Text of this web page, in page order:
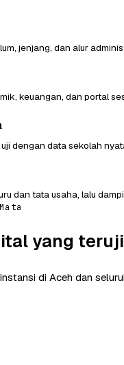
jenjang, dan alur
keuangan, dan portal
dengan data sekolah
dan tata usaha, lalu
yang teruji
di Aceh dan